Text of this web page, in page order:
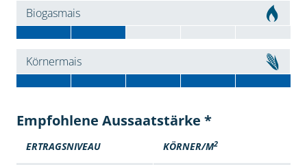
Biogasmais
Körnermais
Empfohlene Aussaatstärke *
ERTRAGSNIVEAU KÖRNER/M2